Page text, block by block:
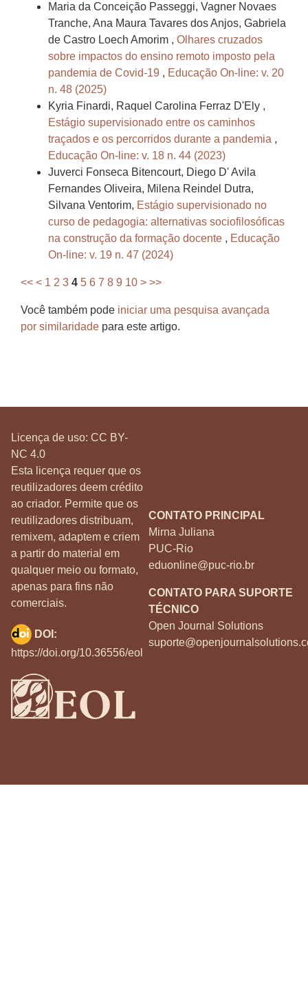
Maria da Conceição Passeggi, Vagner Novaes
Tranche, Ana Maura Tavares dos Anjos, Gabriela
de Castro Loech Amorim , Olhares cruzados
sobre impactos do ensino remoto imposto pela
pandemia de Covid-19 , Educação On-line: v. 20
n. 48 (2025)
Kyria Finardi, Raquel Carolina Ferraz D'Ely ,
Estágio supervisionado entre os caminhos
traçados e os percorridos durante a pandemia ,
Educação On-line: v. 18 n. 44 (2023)
Juverci Fonseca Bitencourt, Diego D' Avila
Fernandes Oliveira, Milena Reindel Dutra,
Silvana Ventorim, Estágio supervisionado no
curso de pedagogia: alternativas sociofilosóficas
na construção da formação docente , Educação
On-line: v. 19 n. 47 (2024)
<< < 1 2 3 4 5 6 7 8 9 10 > >>
Você também pode iniciar uma pesquisa avançada
por similaridade para este artigo.
Licença de uso: CC BY-
NC 4.0
Esta licença requer que os
reutilizadores deem crédito
ao criador. Permite que os
reutilizadores distribuam,
remixem, adaptem e criem
a partir do material em
qualquer meio ou formato,
apenas para fins não
comerciais.
CONTATO PRINCIPAL
Mirna Juliana
PUC-Rio
eduonline@puc-rio.br
CONTATO PARA SUPORTE
TÉCNICO
Open Journal Solutions
DOI:
https://doi.org/10.36556/eol